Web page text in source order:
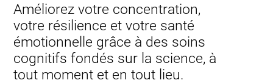
Améliorez votre concentration,
votre résilience et votre santé
émotionnelle grâce à des soins
cognitifs fondés sur la science, à
tout moment et en tout lieu.